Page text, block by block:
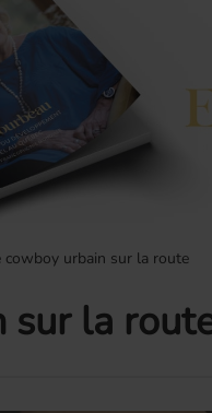
cowboy urbain sur la route
sur la